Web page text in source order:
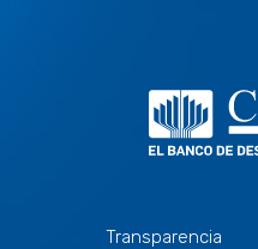
Transparencia